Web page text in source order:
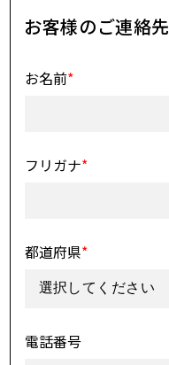
お客様のご連絡先
お名前*
フリガナ*
都道府県*
電話番号